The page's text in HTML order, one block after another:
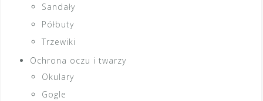
Sandały
Półbuty
Trzewiki
Ochrona oczu i twarzy
Okulary
Gogle